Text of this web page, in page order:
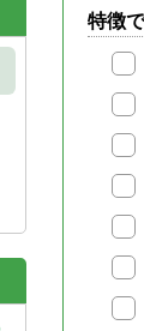
特徴